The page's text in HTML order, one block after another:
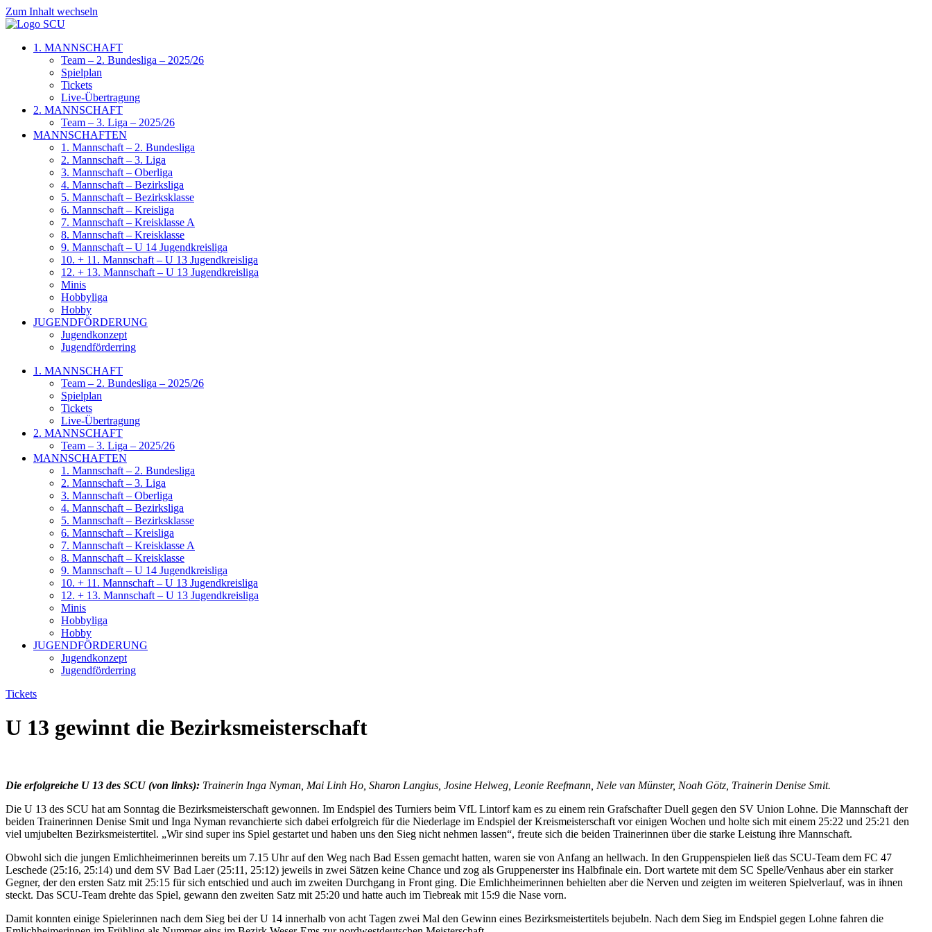
Zum Inhalt wechseln
1. MANNSCHAFT
Team – 2. Bundesliga – 2025/26
Spielplan
Tickets
Live-Übertragung
2. MANNSCHAFT
Team – 3. Liga – 2025/26
MANNSCHAFTEN
1. Mannschaft – 2. Bundesliga
2. Mannschaft – 3. Liga
3. Mannschaft – Oberliga
4. Mannschaft – Bezirksliga
5. Mannschaft – Bezirksklasse
6. Mannschaft – Kreisliga
7. Mannschaft – Kreisklasse A
8. Mannschaft – Kreisklasse
9. Mannschaft – U 14 Jugendkreisliga
10. + 11. Mannschaft – U 13 Jugendkreisliga
12. + 13. Mannschaft – U 13 Jugendkreisliga
Minis
Hobbyliga
Hobby
JUGENDFÖRDERUNG
Jugendkonzept
Jugendförderring
1. MANNSCHAFT
Team – 2. Bundesliga – 2025/26
Spielplan
Tickets
Live-Übertragung
2. MANNSCHAFT
Team – 3. Liga – 2025/26
MANNSCHAFTEN
1. Mannschaft – 2. Bundesliga
2. Mannschaft – 3. Liga
3. Mannschaft – Oberliga
4. Mannschaft – Bezirksliga
5. Mannschaft – Bezirksklasse
6. Mannschaft – Kreisliga
7. Mannschaft – Kreisklasse A
8. Mannschaft – Kreisklasse
9. Mannschaft – U 14 Jugendkreisliga
10. + 11. Mannschaft – U 13 Jugendkreisliga
12. + 13. Mannschaft – U 13 Jugendkreisliga
Minis
Hobbyliga
Hobby
JUGENDFÖRDERUNG
Jugendkonzept
Jugendförderring
Tickets
U 13 gewinnt die Bezirksmeisterschaft
Die erfolgreiche U 13 des SCU (von links): Trainerin Inga Nyman, Mai Linh Ho, Sharon Langius, Josine Helweg, Leonie Reefmann, Nele van Münster, Noah Götz, Trainerin Denise Smit.
Die U 13 des SCU hat am Sonntag die Bezirksmeisterschaft gewonnen. Im Endspiel des Turniers beim VfL Lintorf kam es zu einem rein Grafschafter Duell gegen den SV Union Lohne. Die Mannschaft der
beiden Trainerinnen Denise Smit und Inga Nyman revanchierte sich dabei erfolgreich für die Niederlage im Endspiel der Kreismeisterschaft vor einigen Wochen und holte sich mit einem 25:22 und 25:21 den
viel umjubelten Bezirksmeistertitel. „Wir sind super ins Spiel gestartet und haben uns den Sieg nicht nehmen lassen“, freute sich die beiden Trainerinnen über die starke Leistung ihre Mannschaft.
Obwohl sich die jungen Emlichheimerinnen bereits um 7.15 Uhr auf den Weg nach Bad Essen gemacht hatten, waren sie von Anfang an hellwach. In den Gruppenspielen ließ das SCU-Team dem FC 47
Leschede (25:16, 25:14) und dem SV Bad Laer (25:11, 25:12) jeweils in zwei Sätzen keine Chance und zog als Gruppenerster ins Halbfinale ein. Dort wartete mit dem SC Spelle/Venhaus aber ein starker
Gegner, der den ersten Satz mit 25:15 für sich entschied und auch im zweiten Durchgang in Front ging. Die Emlichheimerinnen behielten aber die Nerven und zeigten im weiteren Spielverlauf, was in ihnen
steckt. Das SCU-Team drehte das Spiel, gewann den zweiten Satz mit 25:20 und hatte auch im Tiebreak mit 15:9 die Nase vorn.
Damit konnten einige Spielerinnen nach dem Sieg bei der U 14 innerhalb von acht Tagen zwei Mal den Gewinn eines Bezirksmeistertitels bejubeln. Nach dem Sieg im Endspiel gegen Lohne fahren die